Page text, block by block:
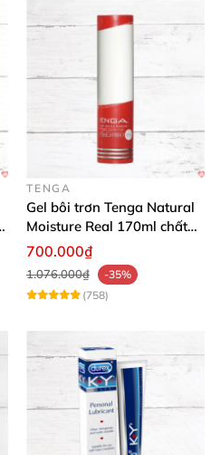
TENGA
Gel bôi trơn Tenga Natural
Moisture Real 170ml chất
lượng cao mềm mượt an
700.000₫
1.076.000₫
-35%
(758)